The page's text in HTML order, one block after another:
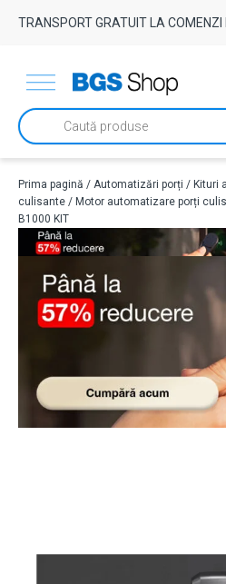
TRANSPORT GRATUIT LA
Products
search
Prima pagină / Automatizări porți / Kituri
culisante / Motor automatizare porți
B1000 KIT